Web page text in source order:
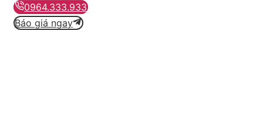
0964.333.933
Báo giá ngay